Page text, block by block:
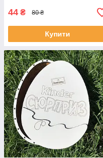
44 ₴ 80 ₴
Купити